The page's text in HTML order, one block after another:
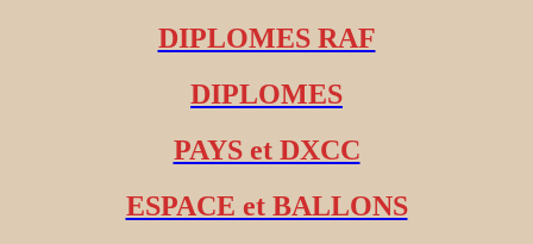
DIPLOMES RAF
DIPLOMES
PAYS et DXCC
ESPACE et BALLONS